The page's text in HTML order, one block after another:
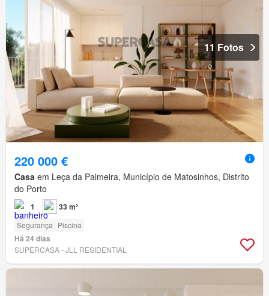
11 Fotos
220 000 €
Casa em Leça da Palmeira, Município de Matosinhos, Distrito
do Porto
1 33 m²
Segurança Piscina
Há 24 dias
SUPERCASA - JLL RESIDENTIAL